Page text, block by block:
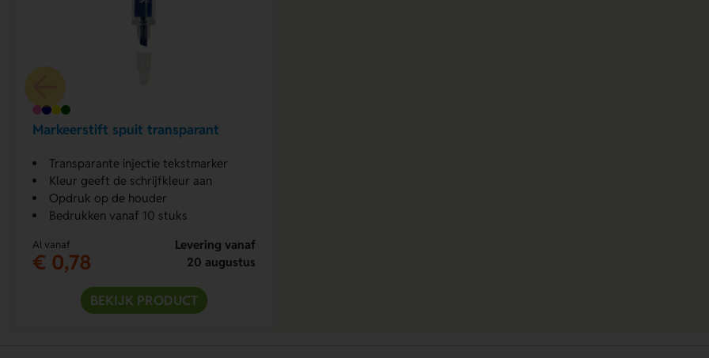
Markeerstift spuit transparant
Transparante injectie tekstmarker
Kleur geeft de schrijfkleur aan
Opdruk op de houder
Bedrukken vanaf 10 stuks
Al vanaf
€ 0,78
Levering vanaf
20 augustus
BEKIJK PRODUCT